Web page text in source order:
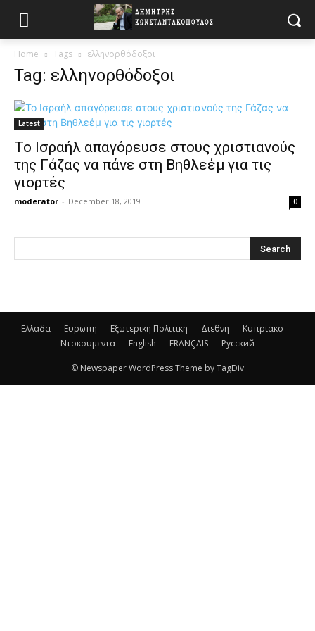
Home Tags ελληνορθόδοξοι
Tag: ελληνορθόδοξοι
Latest
To Ισραήλ απαγόρευσε στους χριστιανούς
της Γάζας να πάνε στη Βηθλεέμ για τις
γιορτές
moderator - December 18, 2019 0
Ελλαδα Ευρωπη Εξωτερικη Πολιτικη Διεθνη
Κυπριακο
Ντοκουμεντα
English FRANÇAIS Русский
© Newspaper WordPress Theme by TagDiv